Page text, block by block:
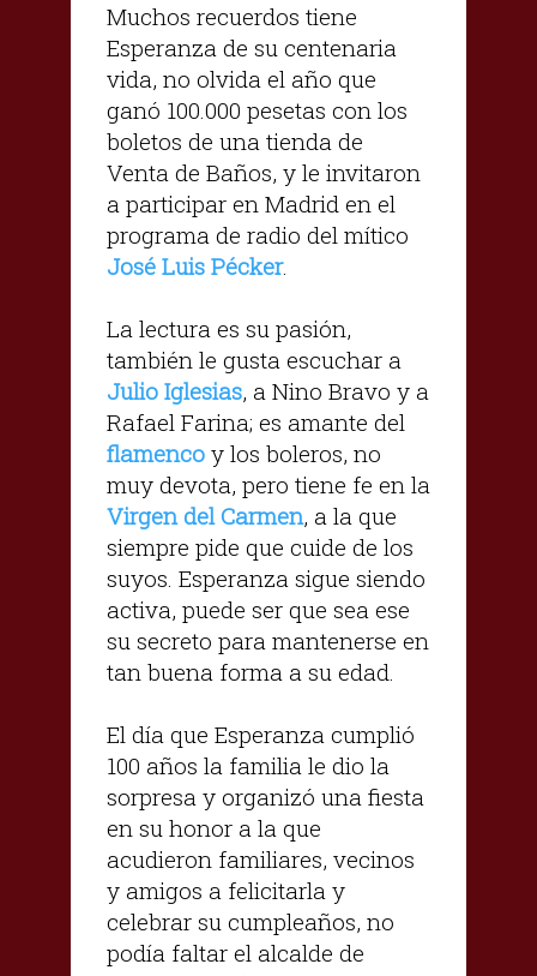
Muchos recuerdos tiene
Esperanza de su centenaria
vida, no olvida el año que
ganó 100.000 pesetas con los
boletos de una tienda de
Venta de Baños, y le invitaron
a participar en Madrid en el
programa de radio del mítico
José Luis Pécker.
La lectura es su pasión,
también le gusta escuchar a
Julio Iglesias, a Nino Bravo y a
Rafael Farina; es amante del
flamenco y los boleros, no
muy devota, pero tiene fe en la
Virgen del Carmen, a la que
siempre pide que cuide de los
suyos. Esperanza sigue siendo
activa, puede ser que sea ese
su secreto para mantenerse en
tan buena forma a su edad.
El día que Esperanza cumplió
100 años la familia le dio la
sorpresa y organizó una fiesta
en su honor a la que
acudieron familiares, vecinos
y amigos a felicitarla y
celebrar su cumpleaños, no
podía faltar el alcalde de